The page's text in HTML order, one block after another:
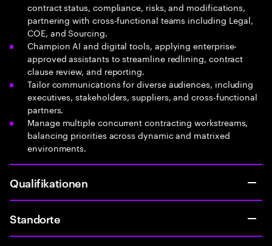
contract status, compliance, risks, and modifications,
partnering with cross-functional teams including Legal,
COE, and Sourcing.
Champion AI and digital tools, applying enterprise-
approved assistants to streamline redlining, contract
clause review, and reporting.
Tailor communications for diverse audiences, including
executives, stakeholders, suppliers, and cross-functional
partners.
Manage multiple concurrent contracting workstreams,
balancing priorities across dynamic and matrixed
environments.
Qualifikationen
Standorte